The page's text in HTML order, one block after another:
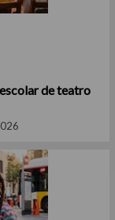
de teatro